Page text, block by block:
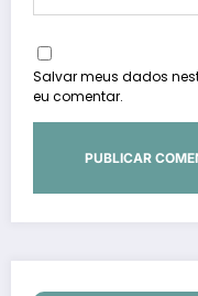
Salvar meus dados
eu comentar.